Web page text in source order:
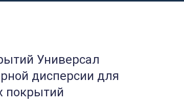
Универсал
дисперсии для
покрытий